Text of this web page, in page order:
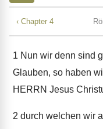
‹ Chapter 4
1 Nun wir denn sind
Glauben, so haben
HERRN Jesus
2 durch welchen wir